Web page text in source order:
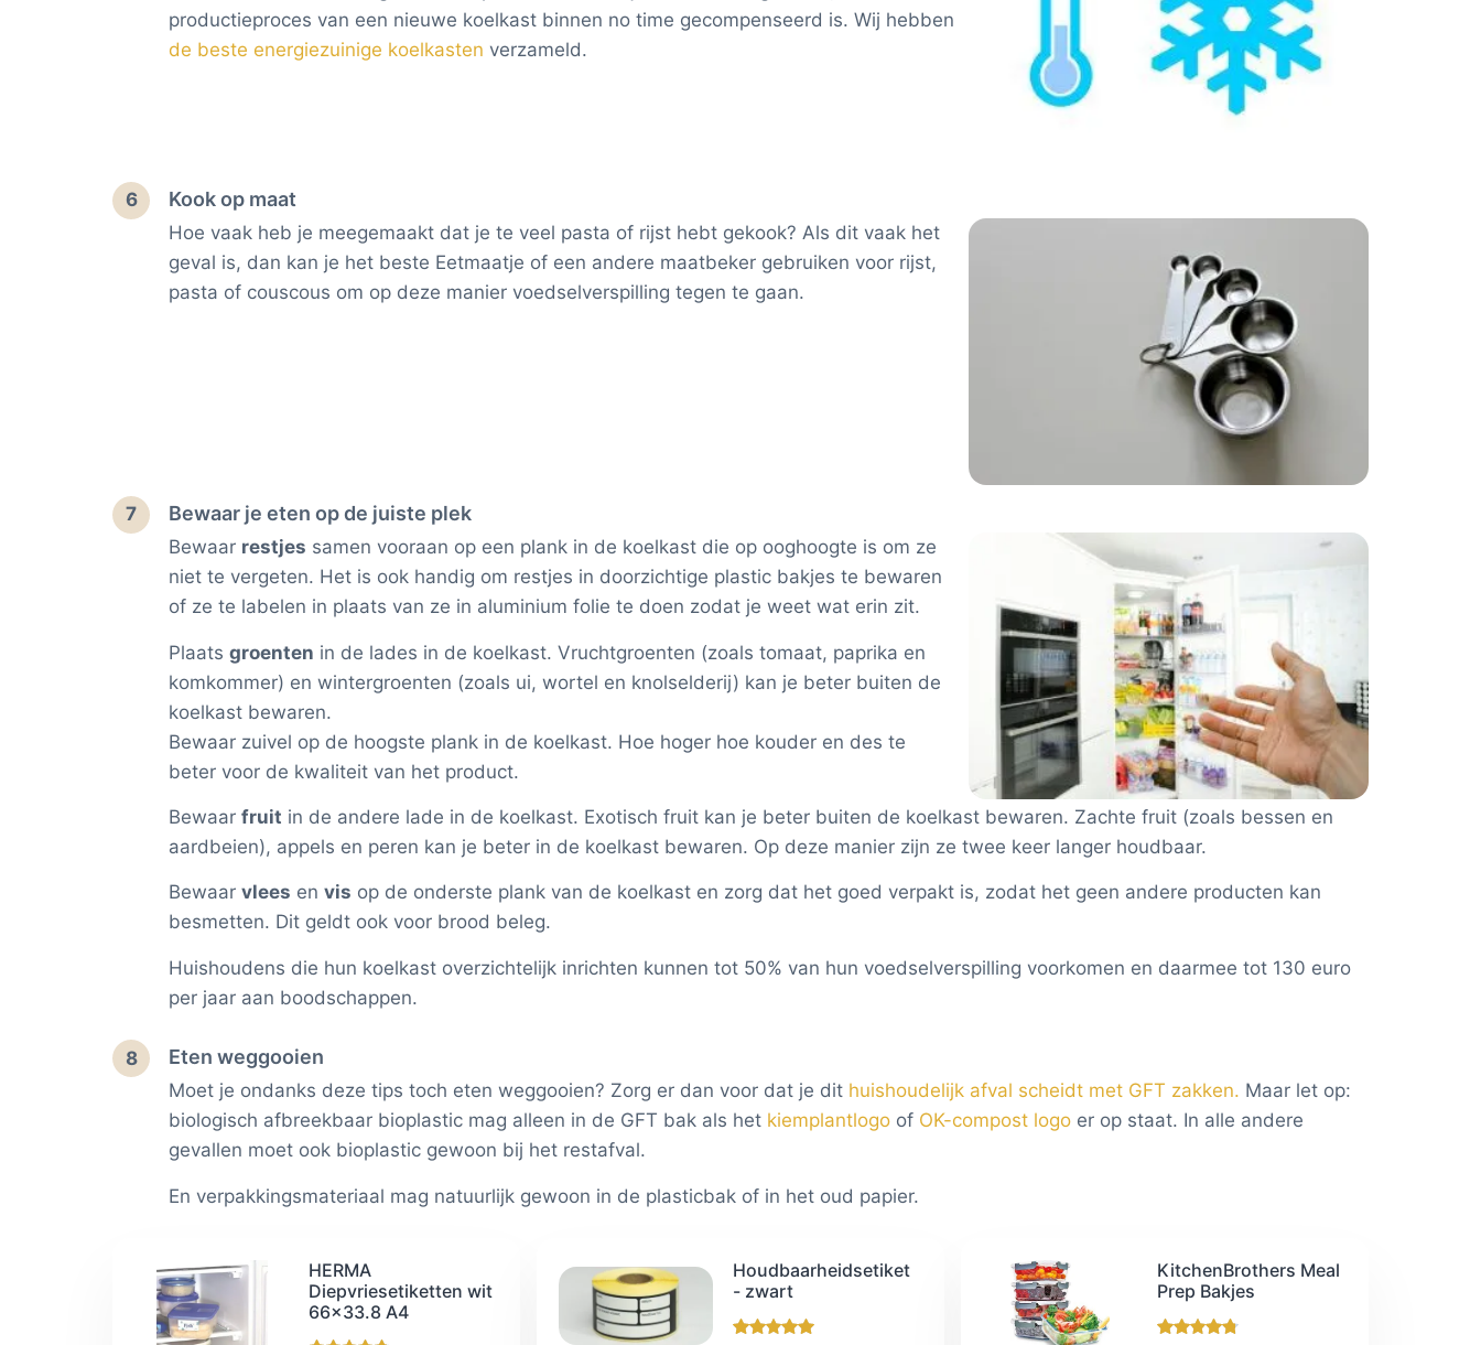
productieproces van een nieuwe koelkast binnen no time gecompenseerd is. Wij hebben
de beste energiezuinige koelkasten verzameld.
6 Kook op maat
Hoe vaak heb je meegemaakt dat je te veel pasta of rijst hebt gekook? Als dit vaak het
geval is, dan kan je het beste Eetmaatje of een andere maatbeker gebruiken voor rijst,
pasta of couscous om op deze manier voedselverspilling tegen te gaan.
7 Bewaar je eten op de juiste plek
Bewaar restjes samen vooraan op een plank in de koelkast die op ooghoogte is om ze
niet te vergeten. Het is ook handig om restjes in doorzichtige plastic bakjes te bewaren
of ze te labelen in plaats van ze in aluminium folie te doen zodat je weet wat erin zit.
Plaats groenten in de lades in de koelkast. Vruchtgroenten (zoals tomaat, paprika en
komkommer) en wintergroenten (zoals ui, wortel en knolselderij) kan je beter buiten de
koelkast bewaren.
Bewaar zuivel op de hoogste plank in de koelkast. Hoe hoger hoe kouder en des te
beter voor de kwaliteit van het product.
Bewaar fruit in de andere lade in de koelkast. Exotisch fruit kan je beter buiten de koelkast bewaren. Zachte fruit (zoals bessen en
aardbeien), appels en peren kan je beter in de koelkast bewaren. Op deze manier zijn ze twee keer langer houdbaar.
Bewaar vlees en vis op de onderste plank van de koelkast en zorg dat het goed verpakt is, zodat het geen andere producten kan
besmetten. Dit geldt ook voor brood beleg.
Huishoudens die hun koelkast overzichtelijk inrichten kunnen tot 50% van hun voedselverspilling voorkomen en daarmee tot 130 euro
per jaar aan boodschappen.
8 Eten weggooien
Moet je ondanks deze tips toch eten weggooien? Zorg er dan voor dat je dit huishoudelijk afval scheidt met GFT zakken. Maar let op:
biologisch afbreekbaar bioplastic mag alleen in de GFT bak als het kiemplantlogo of OK-compost logo er op staat. In alle andere
gevallen moet ook bioplastic gewoon bij het restafval.
En verpakkingsmateriaal mag natuurlijk gewoon in de plasticbak of in het oud papier.
HERMA
Diepvriesetiketten wit
66x33.8 A4
Houdbaarheidsetiket
- zwart
KitchenBrothers Meal
Prep Bakjes